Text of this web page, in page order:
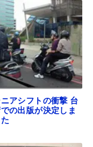
アシフトの衝撃 台
の出版が決定しま